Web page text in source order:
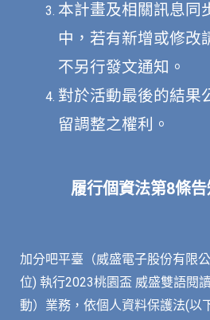
本計畫及相關訊息同
中，若有新增或修改
不另行發文通知。
對於活動最後的結果
留調整之權利。
履行個資法第8條
加分吧平臺（威盛電子股份有限
位) 執行2023桃園盃 威盛雙語閱
動）業務，依個人資料保護法(以